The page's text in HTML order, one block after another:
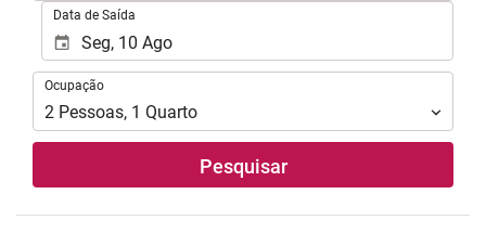
Data de Saída
Ocupação
Ocupação
2 Pessoas, 1 Quarto
Pesquisar